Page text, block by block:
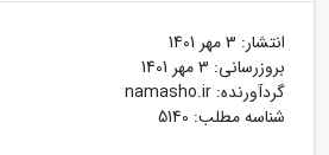
انتشار: 3 مهر 1401
بروزرسانی: 3 مهر 1401
گردآورنده: namasho.ir
شناسه مطلب: 5140